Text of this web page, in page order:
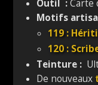
Outil :Carte
Motifs
119 :
120 :
Teinture :
De nouveaux